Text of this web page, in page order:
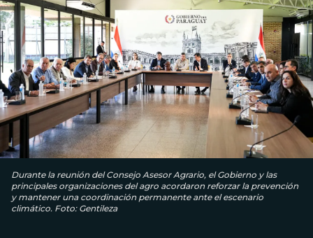
Durante la reunión del Consejo Asesor Agrario, el Gobierno y las
principales organizaciones del agro acordaron reforzar la prevención
y mantener una coordinación permanente ante el escenario
climático. Foto: Gentileza